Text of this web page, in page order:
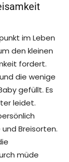
im Leben
den kleinen
fordert.
die wenige
gefüllt. Es
leidet.
Breisorten.
müde